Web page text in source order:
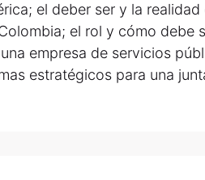
el deber ser y la
el rol y cómo debe
empresa de servicios
estratégicos para una